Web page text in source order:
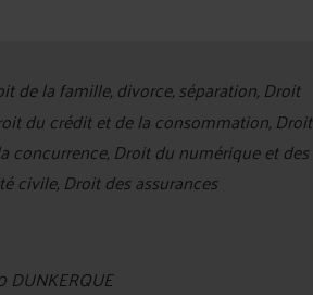
de la famille, divorce, séparation, Droit
du crédit et de la consommation, Droit
concurrence, Droit du numérique et des
civile, Droit des assurances
DUNKERQUE